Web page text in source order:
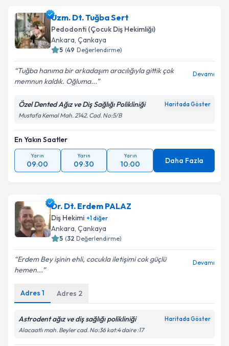
için bir takvim hazırlandığında e-posta ile
bilgilendireceğiz.
E-posta Adresiniz
Metni'ni okudum ve kişisel verilerimin belirtilen
kapsamda işlenmesini kabul ediyorum.
Takvim Talebini Gönder
Uzm. Dt. Tuğba Sert
Pedodonti (Çocuk Diş Hekimliği)
Ankara, Çankaya
5 (49 Değerlendirme)
Tuğba hanıma bir arkadaşım aracılığıyla gittik çok
memnun kaldık. Oğluma...
Devamı
Özel Dented Ağız ve Diş Sağlığı Polikliniği Haritada Göster
Mustafa Kemal Mah. 2142. Cad. No:5/B
En Yakın Saatler
Yarın
09:00
Yarın
09:30
Yarın
10:00 Daha Fazla
Dr. Dt. Erdem PALAZ
Diş Hekimi +1diğer
Ankara, Çankaya
5 (32 Değerlendirme)
Erdem Bey işinin ehli, cocukla iletişimi cok güçlü
hemen...
Devamı
Adres 1 Adres 2
Astrodent ağız ve diş sağlığı polikliniği Haritada Göster
Alacaatlı mah. Beyler cad. No:36 kat:4 daire :17